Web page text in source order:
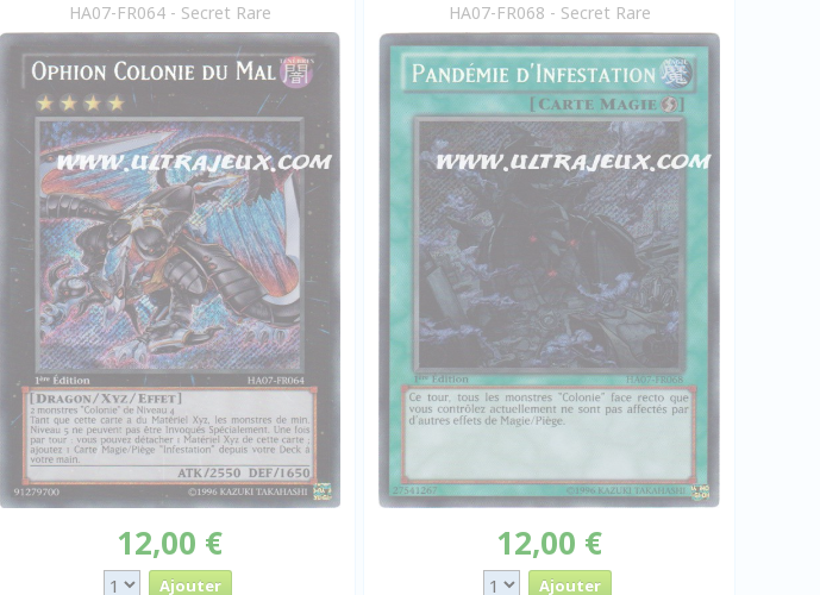
HA07-FR064 - Secret Rare
12,00 €
HA07-FR068 - Secret Rare
12,00 €